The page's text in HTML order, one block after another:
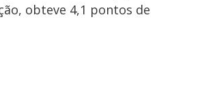
obteve 4,1 pontos de